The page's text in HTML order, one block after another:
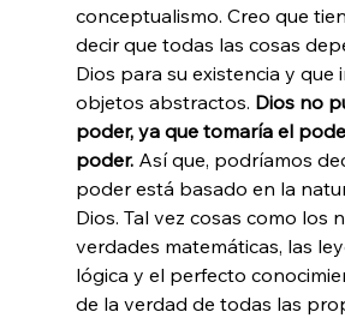
conceptualismo. Creo que
decir que todas las cosas
Dios para su existencia y que
objetos abstractos. Dios no
poder, ya que tomaría el
poder. Así que, podríamos
poder está basado en la
Dios. Tal vez cosas como los
verdades matemáticas, las
lógica y el perfecto
de la verdad de todas las